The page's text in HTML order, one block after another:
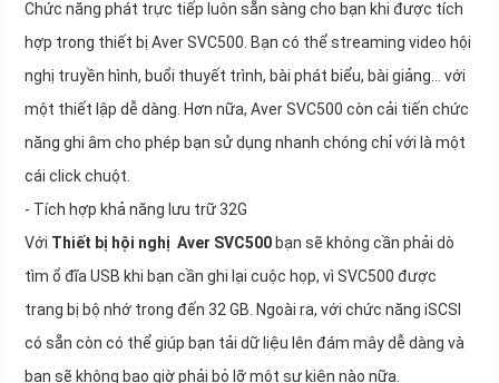
Chức năng phát trực tiếp luôn sẵn sàng cho bạn khi được tích
hợp trong thiết bị Aver SVC500. Bạn có thể streaming video hội
nghị truyền hình, buổi thuyết trình, bài phát biểu, bài giảng… với
một thiết lập dễ dàng. Hơn nữa, Aver SVC500 còn cải tiến chức
năng ghi âm cho phép bạn sử dụng nhanh chóng chỉ với là một
cái click chuột.
- Tích hợp khả năng lưu trữ 32G
Với Thiết bị hội nghị Aver SVC500 bạn sẽ không cần phải dò
tìm ổ đĩa USB khi bạn cần ghi lại cuộc họp, vì SVC500 được
trang bị bộ nhớ trong đến 32 GB. Ngoài ra, với chức năng iSCSI
có sẵn còn có thể giúp bạn tải dữ liệu lên đám mây dễ dàng và
bạn sẽ không bao giờ phải bỏ lỡ một sự kiện nào nữa.